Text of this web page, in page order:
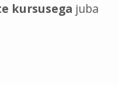
kursusega juba